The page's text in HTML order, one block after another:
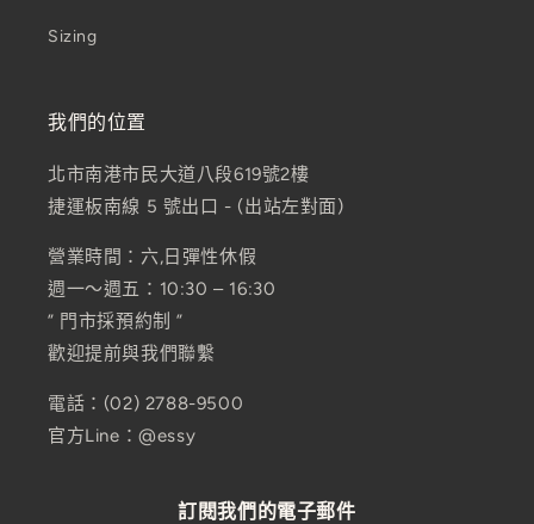
Sizing
我們的位置
北市南港市民大道八段619號2樓
捷運板南線 5 號出口 - (出站左對面)
營業時間：六,日彈性休假
週一～週五：10:30 – 16:30
” 門市採預約制 ”
歡迎提前與我們聯繫
電話：(02) 2788-9500
官方Line：@essy
訂閱我們的電子郵件